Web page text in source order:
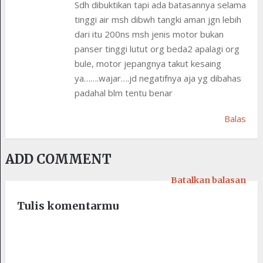
Sdh dibuktikan tapi ada batasannya selama
tinggi air msh dibwh tangki aman jgn lebih
dari itu 200ns msh jenis motor bukan
panser tinggi lutut org beda2 apalagi org
bule, motor jepangnya takut kesaing
ya…….wajar….jd negatifnya aja yg dibahas
padahal blm tentu benar
Balas
ADD COMMENT
Tulis komentarmu
Batalkan balasan